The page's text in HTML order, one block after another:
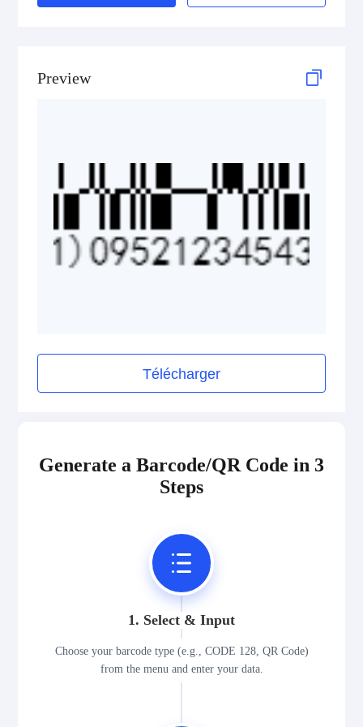
GS1 DataBar Stacked Omnidirectional
GS1 DataBar Truncated Composite
Medical Device Codes
Preview
Télécharger
Generate a Barcode/QR Code in 3
Steps
1. Select & Input
Choose your barcode type (e.g., CODE 128, QR Code)
from the menu and enter your data.